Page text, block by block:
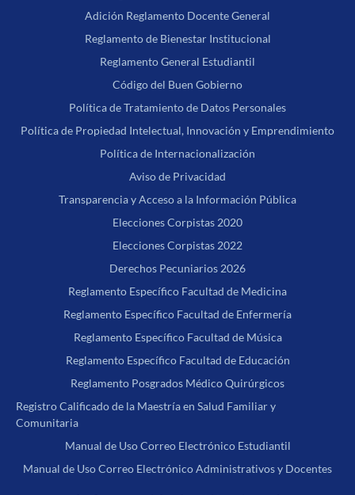
Adición Reglamento Docente General
Reglamento de Bienestar Institucional
Reglamento General Estudiantil
Código del Buen Gobierno
Política de Tratamiento de Datos Personales
Política de Propiedad Intelectual, Innovación y Emprendimiento
Política de Internacionalización
Aviso de Privacidad
Transparencia y Acceso a la Información Pública
Elecciones Corpistas 2020
Elecciones Corpistas 2022
Derechos Pecuniarios 2026
Reglamento Específico Facultad de Medicina
Reglamento Específico Facultad de Enfermería
Reglamento Específico Facultad de Música
Reglamento Específico Facultad de Educación
Reglamento Posgrados Médico Quirúrgicos
Registro Calificado de la Maestría en Salud Familiar y
Comunitaria
Manual de Uso Correo Electrónico Estudiantil
Manual de Uso Correo Electrónico Administrativos y Docentes